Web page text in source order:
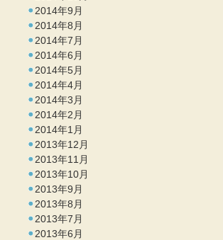
2014年9月
2014年8月
2014年7月
2014年6月
2014年5月
2014年4月
2014年3月
2014年2月
2014年1月
2013年12月
2013年11月
2013年10月
2013年9月
2013年8月
2013年7月
2013年6月